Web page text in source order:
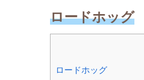
ロードホッグ
ロードホッグ